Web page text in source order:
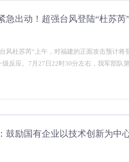
急出动！超强台风登陆“杜苏芮”
风杜苏芮“上午，对福建的正面攻击预计将
级反应。7月27日22时30分左右，我军部队
鼓励国有企业以技术创新为中